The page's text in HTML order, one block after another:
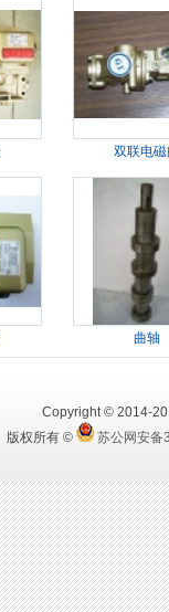
双联电磁
曲轴
Copyright © 2014-
版权所有 ©
苏公网安